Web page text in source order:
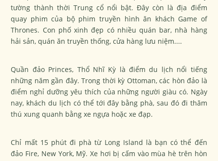
tường thành thời Trung cổ nổi bật. Đây còn là địa điểm
quay phim của bộ phim truyền hình ăn khách Game of
Thrones. Con phố xinh đẹp có nhiều quán bar, nhà hàng
hải sản, quán ăn truyền thống, cửa hàng lưu niệm....
Quần đảo Princes, Thổ Nhĩ Kỳ là điểm du lịch nổi tiếng
những năm gần đây. Trong thời kỳ Ottoman, các hòn đảo là
điểm nghỉ dưỡng yêu thích của những người giàu có. Ngày
nay, khách du lịch có thể tới đây bằng phà, sau đó đi thăm
thú xung quanh bằng xe ngựa hoặc xe đạp.
Chỉ mất 15 phút đi phà từ Long Island là bạn có thể đến
đảo Fire, New York, Mỹ. Xe hơi bị cấm vào mùa hè trên hòn